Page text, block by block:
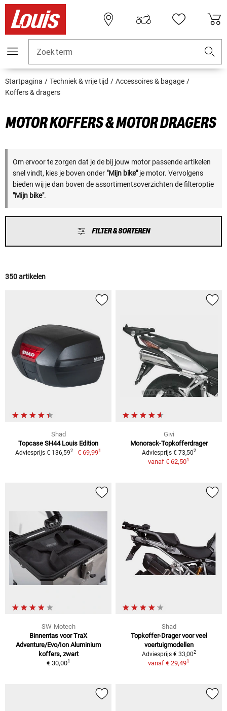
Zoekterm
Startpagina Techniek & vrije tijd
Accessoires & bagage
Koffers & dragers
MOTOR KOFFERS & MOTOR DRAGERS
Om ervoor te zorgen dat je de bij jouw motor passende artikelen
snel vindt, kies je boven onder "Mijn bike"je motor. Vervolgens
bieden wij je dan boven de assortimentsoverzichten de filteroptie
"Mijn bike".
FILTER & SORTEREN
350 artikelen
Shad
Topcase SH44 Louis Edition
Adviesprijs € 136,592 € 69,991
Givi
Monorack-Topkofferdrager
Adviesprijs € 73,502
vanaf € 62,501
SW-Motech
Binnentas voor TraX
Adventure/Evo/Ion Aluminium
koffers, zwart
€ 30,001
Shad
Topkoffer-Drager voor veel
voertuigmodellen
Adviesprijs € 33,002
vanaf € 29,491